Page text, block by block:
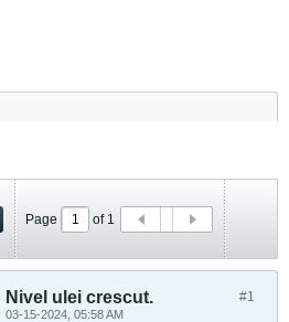
Page of 1
#1
Nivel ulei crescut.
03-15-2024, 05:58 AM